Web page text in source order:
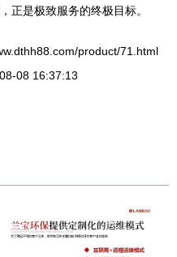
正是极致服务的终极目标。
product/71.html
08 16:37:13